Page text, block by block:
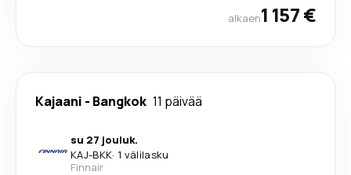
alkaen1 157 €
Kajaani - Bangkok 11 päivää
su 27 jouluk.
KAJ-BKK· 1 välilasku
Finnair